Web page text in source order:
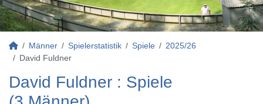
Männer Spielerstatistik Spiele
2025/26
David Fuldner
David Fuldner : Spiele